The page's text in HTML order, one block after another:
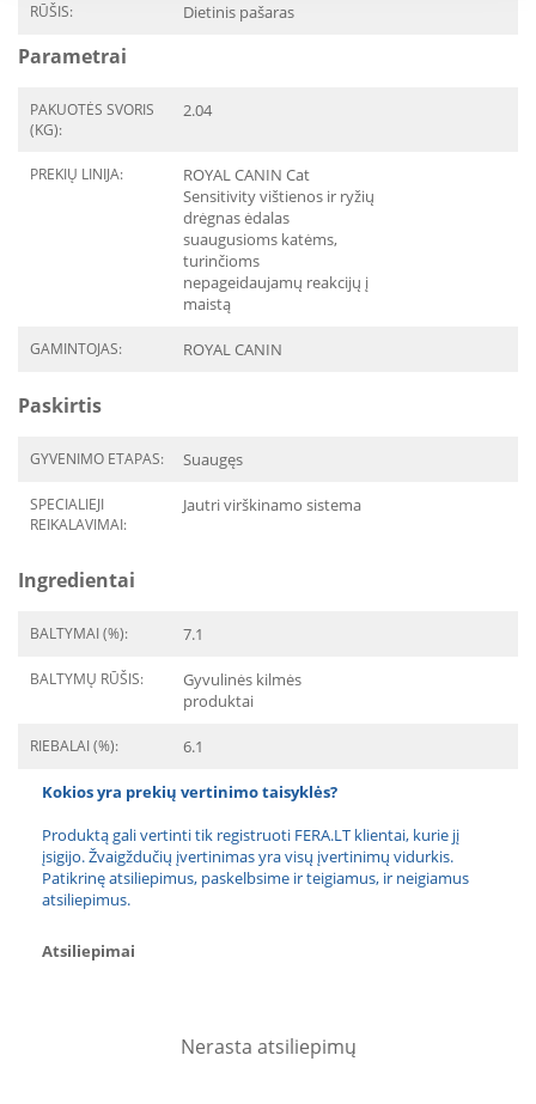
RŪŠIS: Dietinis pašaras
Parametrai
PAKUOTĖS SVORIS
(KG):
2.04
PREKIŲ LINIJA:
ROYAL CANIN Cat
Sensitivity vištienos ir ryžių
drėgnas ėdalas
suaugusioms katėms,
turinčioms
nepageidaujamų reakcijų į
maistą
GAMINTOJAS: ROYAL CANIN
Paskirtis
GYVENIMO ETAPAS: Suaugęs
SPECIALIEJI
REIKALAVIMAI:
Jautri virškinamo sistema
Ingredientai
BALTYMAI (%): 7.1
BALTYMŲ RŪŠIS:
Gyvulinės kilmės
produktai
RIEBALAI (%): 6.1
Kokios yra prekių vertinimo taisyklės?
Produktą gali vertinti tik registruoti FERA.LT klientai, kurie jį
įsigijo. Žvaigždučių įvertinimas yra visų įvertinimų vidurkis.
Patikrinę atsiliepimus, paskelbsime ir teigiamus, ir neigiamus
atsiliepimus.
Atsiliepimai
Nerasta atsiliepimų